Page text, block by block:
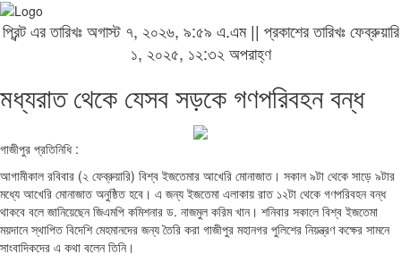
প্রিন্ট এর তারিখঃ অগাস্ট ৭, ২০২৬, ৯:৫৯ এ.এম || প্রকাশের তারিখঃ ফেব্রুয়ারি
১, ২০২৫, ১২:৩২ অপরাহ্ণ
মধ্যরাত থেকে যেসব সড়কে গণপরিবহন বন্ধ
গাজীপুর প্রতিনিধি :
আগামীকাল রবিবার (২ ফেব্রুয়ারি) বিশ্ব ইজতেমার আখেরি মোনাজাত। সকাল ৯টা থেকে সাড়ে ৯টার
মধ্যে আখেরি মোনাজাত অনুষ্ঠিত হবে। এ জন্য ইজতেমা এলাকায় রাত ১২টা থেকে গণপরিবহন বন্ধ
থাকবে বলে জানিয়েছেন জিএমপি কমিশনার ড. নাজমুল করিম খান। শনিবার সকালে বিশ্ব ইজতেমা
ময়দানে স্থাপিত বিদেশি মেহমানদের জন্য তৈরি করা গাজীপুর মহানগর পুলিশের নিয়ন্ত্রণ কক্ষের সামনে
সাংবাদিকদের এ কথা বলেন তিনি।